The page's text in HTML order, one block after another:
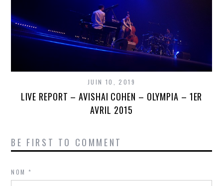
JUIN 10, 2019
LIVE REPORT – AVISHAI COHEN – OLYMPIA – 1ER
AVRIL 2015
BE FIRST TO COMMENT
NOM*